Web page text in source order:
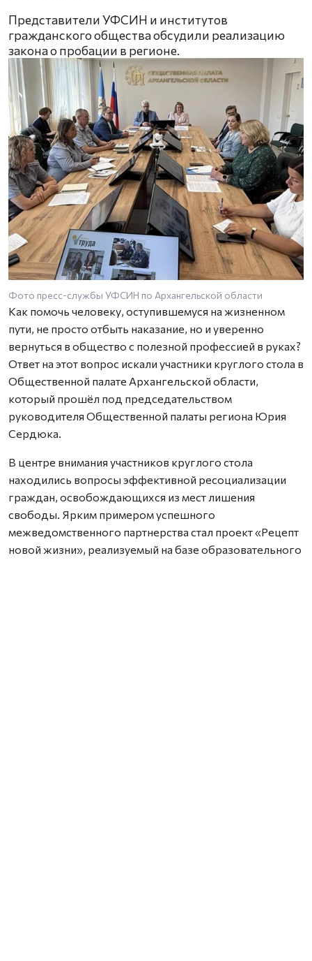
Представители УФСИН и институтов
гражданского общества обсудили реализацию
закона о пробации в регионе.
Фото пресс-службы УФСИН по Архангельской области
Как помочь человеку, оступившемуся на жизненном
пути, не просто отбыть наказание, но и уверенно
вернуться в общество с полезной профессией в руках?
Ответ на этот вопрос искали участники круглого стола в
Общественной палате Архангельской области,
который прошёл под председательством
руководителя Общественной палаты региона Юрия
Сердюка.
В центре внимания участников круглого стола
находились вопросы эффективной ресоциализации
граждан, освобождающихся из мест лишения
свободы. Ярким примером успешного
межведомственного партнерства стал проект «Рецепт
новой жизни», реализуемый на базе образовательного